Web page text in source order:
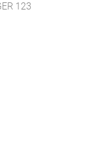
123